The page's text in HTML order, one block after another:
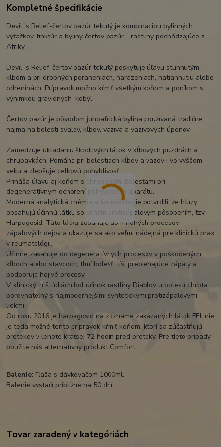
Kompletné špecifikácie
Devil 's Relief-čertov pazúr tekutý je kombináciou bylinných
výťažkov, tinktúr a byliny čertov pazúr - rastliny pochádzajúce z
Afriky.
Devil 's Relief-čertov pazúr tekutý poskytuje úľavu stuhnutým
kĺbom a pri drobných poraneniach, narazeniach, natiahnutiu alebo
odreninách. Prípravok možno kŕmiť všetkým koňom a poníkom s
výnimkou gravidných kobýl.
Čertov pazúr je pôvodom juhoafrická bylina používaná tradične
najmä na bolesti svalov, kĺbov, väziva a väzivových úponov.
Zamedzuje ukladaniu škodlivých látok v kĺbových puzdrách a
chrupavkách. Pomáha pri bolestiach kĺbov a väzov i vo vyššom
veku a zlepšuje celkovú pohyblivosť.
Prináša úľavu aj koňom s chronickými bolesťami pri
degeneratívnym ochorení pohybového aparátu.
Moderná analytická chémia a farmakológie potvrdili, že hľuzy
obsahujú účinnú látku so silným protizápalovým pôsobením, tzv.
Harpagosid. Táto látka zasahuje do mnohých procesov
zápalových dejov a ukazuje sa ako veľmi nádejná pre klinickú prax
v reumatológii.
Účinne zasahuje do degeneratívnych procesov v poškodených
kĺboch ​​alebo stavcoch, tlmí bolesť, tíši prebiehajúce zápaly a
podporuje hojivé procesy.
V klinických štúdiách bol účinok rastliny Diablov u bolestí chrbta
porovnateľný s najmodernejšími syntetickými protizápalovými
liekmi.
Od roku 2016 je harpagosid na zozname zakázaných látok FEI, nie
je teda možné tento prípravok kŕmiť koňom, ktorí sa zúčastňujú
pretekov v lehote kratšej 72 hodín pred preteky. Pre tieto prípady
použite náš alternatívny produkt Comfort.
Balenie: Fľaša s dávkovačom 1000ml.
Balenie vystačí približne na 50 dní.
Tovar zaradený v kategóriách